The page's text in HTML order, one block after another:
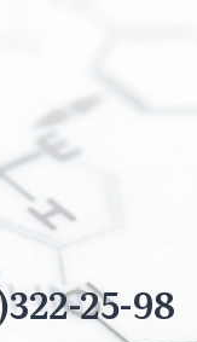
25-98